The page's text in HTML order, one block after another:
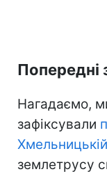
Попередні
Нагадаємо,
зафіксували
землетрусу